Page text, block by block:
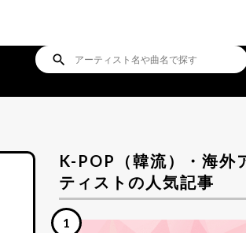
search
K-POP（韓流）・海外
ティストの人気記事